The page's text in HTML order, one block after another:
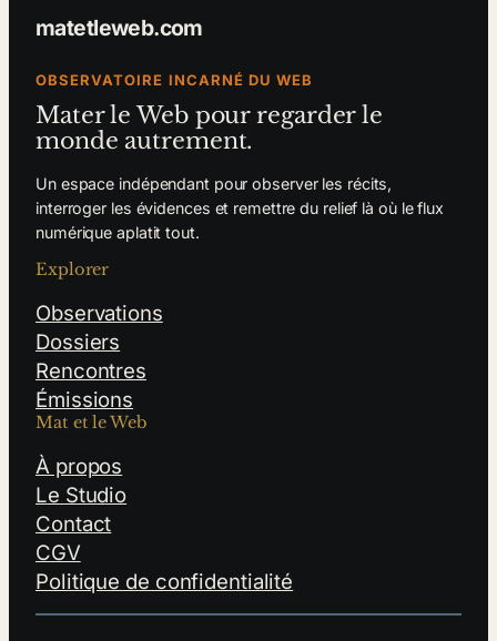
matetleweb.com
OBSERVATOIRE INCARNÉ DU WEB
Mater le Web pour regarder le
monde autrement.
Un espace indépendant pour observer les récits,
interroger les évidences et remettre du relief là où le flux
numérique aplatit tout.
Explorer
Observations
Dossiers
Rencontres
Émissions
Mat et le Web
À propos
Le Studio
Contact
CGV
Politique de confidentialité